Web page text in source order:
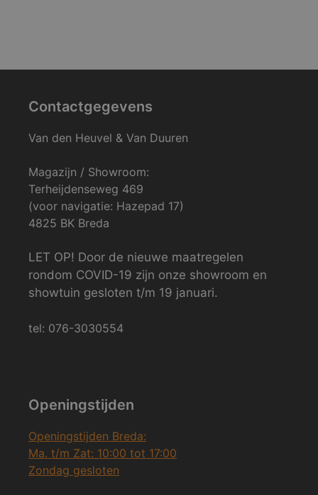
Contactgegevens
Van den Heuvel & Van Duuren
Magazijn / Showroom:
Terheijdenseweg 469
(voor navigatie: Hazepad 17)
4825 BK Breda
LET OP! Door de nieuwe maatregelen
rondom COVID-19 zijn onze showroom en
showtuin gesloten t/m 19 januari.
tel: 076-3030554
Openingstijden
Openingstijden Breda:
Ma. t/m Zat: 10:00 tot 17:00
Zondag gesloten